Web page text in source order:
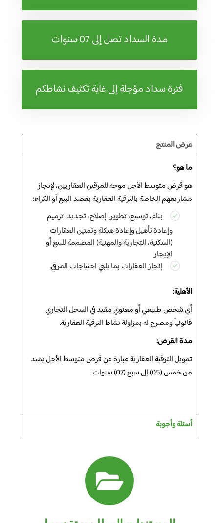
مدة السداد تصل إلى 07 سنوات
فترة سداد مؤجلة إلى غاية تكثيف نشاطكم
عرض المنتج
ما هو؟
هو قرض متوسط ​​الأجل موجه للمرقين العقاريين، لإنجاز
مشاريعهم الخاصة بالترقية العقارية بقصد البيع أو الكراء:
بناء، توسيع، تطوير، إصلاح، تجديد، ترميم
وإعادة تأهيل وإعادة هيكلة وتمتين العقارات
(السكنية، التجارية والمهنية) المصممة للبيع أو
الإيجار،
إنجاز العقارات بما يلبي احتياجات المرقي.
الأهلية:
أي شخص طبيعي أو معنوي مقيد في السجل التجاري
قانونياً ومصرح له بمزاولة نشاط الترقية العقارية.
مدة القرض:
تمويل الترقية العقارية عبارة عن قرض متوسط ​​الأجل يمتد
من خمس (05) إلى سبع (07) سنوات.
أسئلة وأجوبة